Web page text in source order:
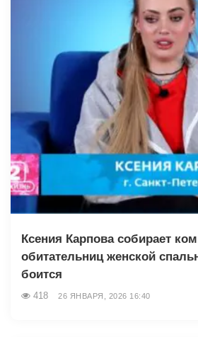
Ксения Карпова собирает
обитательниц женской
боится
418 26 ЯНВАРЯ, 2026 16:40